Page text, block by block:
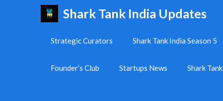
Shark Tank India Updates
Strategic Curators Shark Tank India Season 5
Founder’s Club Startups News Shark